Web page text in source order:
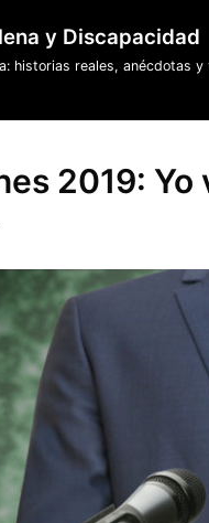
y Discapacidad
historias reales, anécdotas y
2019: